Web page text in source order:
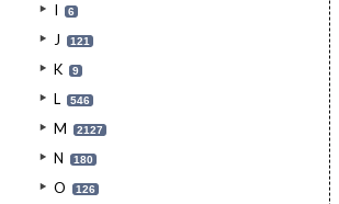
I 6
J 121
K 9
L 546
M 2127
N 180
O 126